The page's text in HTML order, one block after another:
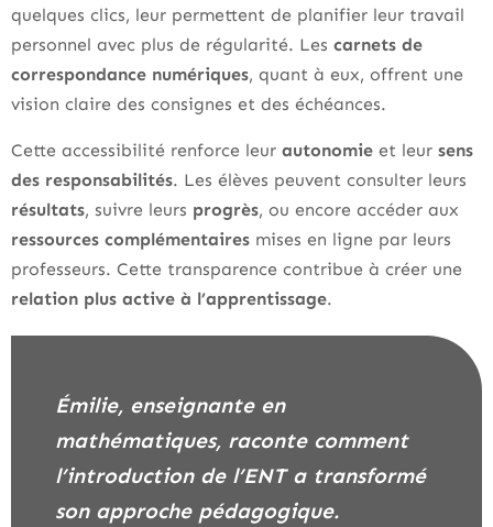
quelques clics, leur permettent de planifier leur travail
personnel avec plus de régularité. Les carnets de
correspondance numériques, quant à eux, offrent une
vision claire des consignes et des échéances.
Cette accessibilité renforce leur autonomie et leur sens
des responsabilités. Les élèves peuvent consulter leurs
résultats, suivre leurs progrès, ou encore accéder aux
ressources complémentaires mises en ligne par leurs
professeurs. Cette transparence contribue à créer une
relation plus active à l’apprentissage.
Émilie, enseignante en
mathématiques, raconte comment
l’introduction de l’ENT a transformé
son approche pédagogique.